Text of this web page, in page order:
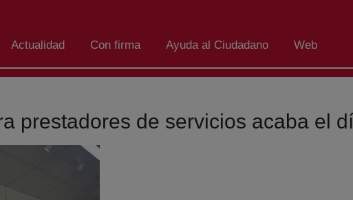
Actualidad Con firma Ayuda al Ciudadano Web
prestadores de servicios acaba el